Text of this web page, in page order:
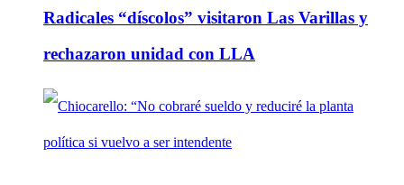
Radicales “díscolos” visitaron Las Varillas y
rechazaron unidad con LLA